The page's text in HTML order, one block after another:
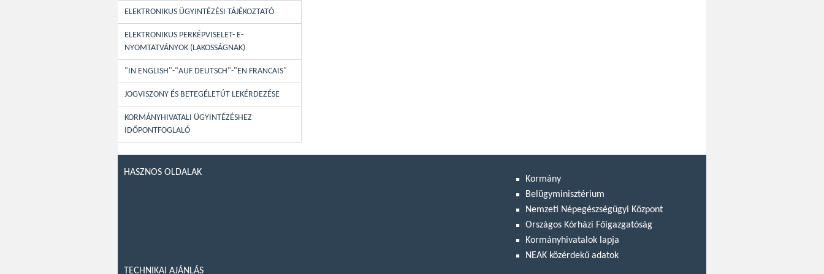
ELEKTRONIKUS ÜGYINTÉZÉSI TÁJÉKOZTATÓ
ELEKTRONIKUS PERKÉPVISELET- E-
NYOMTATVÁNYOK (LAKOSSÁGNAK)
"IN ENGLISH"-"AUF DEUTSCH"-"EN FRANCAIS"
JOGVISZONY ÉS BETEGÉLETÚT LEKÉRDEZÉSE
KORMÁNYHIVATALI ÜGYINTÉZÉSHEZ
IDŐPONTFOGLALÓ
HASZNOS OLDALAK
Kormány
Belügyminisztérium
Nemzeti Népegészségügyi Központ
Országos Kórházi Főigazgatóság
Kormányhivatalok lapja
NEAK közérdekű adatok
TECHNIKAI AJÁNLÁS